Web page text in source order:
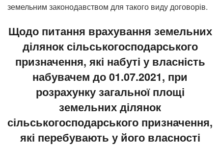
земельним законодавством для такого виду договорів.
Щодо питання врахування земельних
ділянок сільськогосподарського
призначення, які набуті у власність
набувачем до 01.07.2021, при
розрахунку загальної площі
земельних ділянок
сільськогосподарського призначення,
які перебувають у його власності